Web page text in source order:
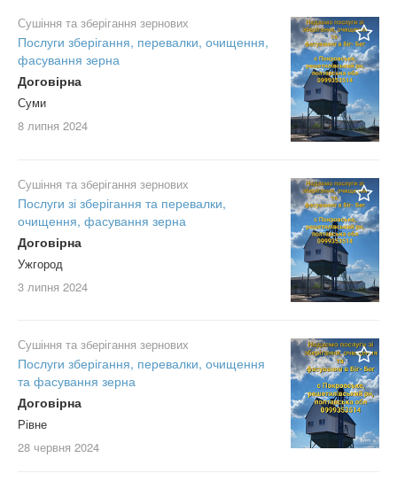
Сушіння та зберігання зернових
Послуги зберігання, перевалки, очищення,
фасування зерна
Договірна
Суми
8 липня 2024
Сушіння та зберігання зернових
Послуги зі зберігання та перевалки,
очищення, фасування зерна
Договірна
Ужгород
3 липня 2024
Сушіння та зберігання зернових
Послуги зберігання, перевалки, очищення
та фасування зерна
Договірна
Рівне
28 червня 2024